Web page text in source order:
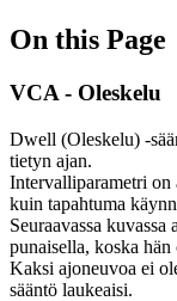
On this Page
VCA - Oleskelu
Dwell (Oleskelu) -
tietyn ajan.
Intervalliparametri on
kuin tapahtuma
Seuraavassa
punaisella, koska
Kaksi ajoneuvoa ei
sääntö laukeaisi.